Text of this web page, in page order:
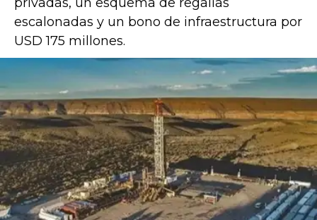
escalonadas y un bono de infraestructura por
USD 175 millones.